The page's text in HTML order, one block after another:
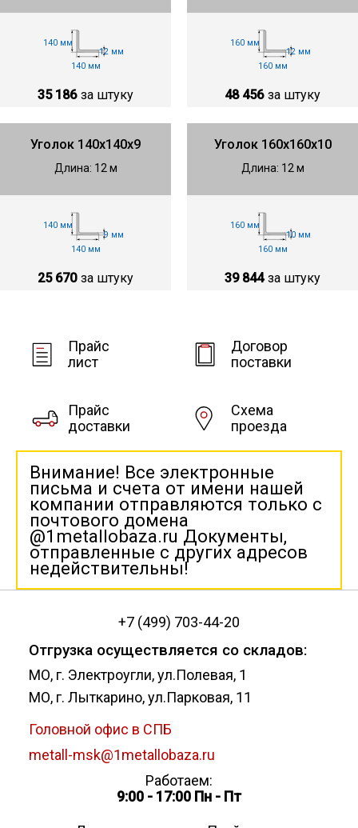
140 мм
140 мм
12 мм
35 186 за штуку
160 мм
160 мм
12 мм
48 456 за штуку
Уголок 140х140х9
Длина: 12 м
140 мм
140 мм
9 мм
25 670 за штуку
Уголок 160х160х10
Длина: 12 м
160 мм
160 мм
10 мм
39 844 за штуку
Прайс
лист
Договор
поставки
Прайс
доставки
Схема
проезда
Внимание! Все электронные
письма и счета от имени нашей
компании отправляются только с
почтового домена
@1metallobaza.ru Документы,
отправленные с других адресов
недействительны!
+7 (499) 703-44-20
Отгрузка осуществляется со складов:
МО, г. Электроугли, ул.Полевая, 1
МО, г. Лыткарино, ул.Парковая, 11
Головной офис в СПБ
metall-msk@1metallobaza.ru
Работаем:
9:00 - 17:00 Пн - Пт